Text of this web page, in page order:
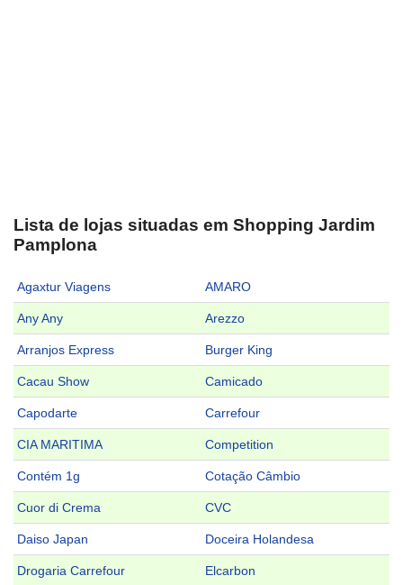
Lista de lojas situadas em Shopping Jardim
Pamplona
Agaxtur Viagens AMARO
Any Any Arezzo
Arranjos Express Burger King
Cacau Show Camicado
Capodarte Carrefour
CIA MARITIMA Competition
Contém 1g Cotação Câmbio
Cuor di Crema CVC
Daiso Japan Doceira Holandesa
Drogaria Carrefour Elcarbon